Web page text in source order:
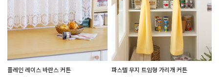
플레인 레이스 바란스 커튼 파스텔 무지 트임형 가리개 커튼